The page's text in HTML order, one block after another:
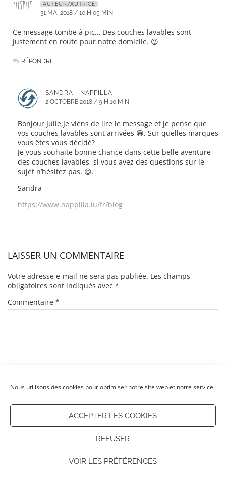
Nous utilisons des cookies pour optimiser notre site web et notre service.
ACCEPTER LES COOKIES
REFUSER
VOIR LES PRÉFÉRENCES
AUTEUR/AUTRICE
31 MAI 2018 / 10 H 05 MIN
Ce message tombe à pic… Des couches lavables sont
justement en route pour notre domicile. 😉
RÉPONDRE
SANDRA - NAPPILLA
2 OCTOBRE 2018 / 9 H 10 MIN
Bonjour Julie,Je viens de lire le message et je pense que
vos couches lavables sont arrivées 😁. Sur quelles marques
vous êtes vous décidé?
Je vous souhaite bonne chance dans cette belle aventure
des couches lavables, si vous avez des questions sur le
sujet n’hésitez pas. 😆.
Sandra
https://www.nappilla.lu/fr/blog
LAISSER UN COMMENTAIRE
Votre adresse e-mail ne sera pas publiée. Les champs
obligatoires sont indiqués avec *
Commentaire *